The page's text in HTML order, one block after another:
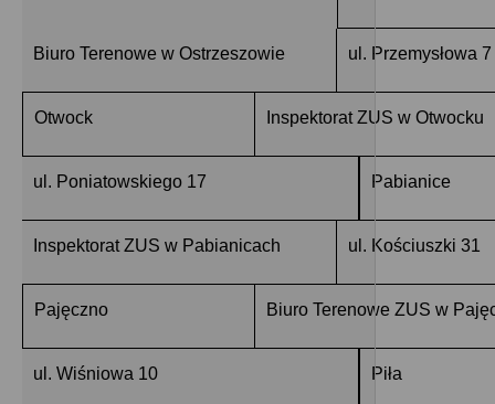
Biuro Terenowe w Ostrzeszowie ul. Przemysłowa 7
Otwock Inspektorat ZUS w Otwocku
ul. Poniatowskiego 17 Pabianice
Inspektorat ZUS w Pabianicach ul. Kościuszki 31
Pajęczno Biuro Terenowe ZUS w
ul. Wiśniowa 10 Piła